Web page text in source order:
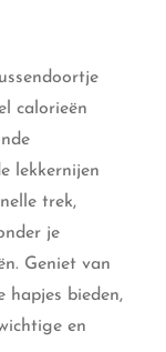
calorieën
lekkernijen
trek,
je
Geniet van
hapjes bieden,
en